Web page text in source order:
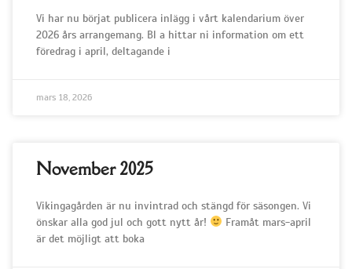
Vi har nu börjat publicera inlägg i vårt kalendarium över
2026 års arrangemang. Bl a hittar ni information om ett
föredrag i april, deltagande i
mars 18, 2026
November 2025
Vikingagården är nu invintrad och stängd för säsongen. Vi
önskar alla god jul och gott nytt år!
Framåt mars-april
är det möjligt att boka